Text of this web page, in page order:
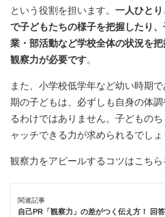
という役割を担います。 一人ひと
で子どもたちの様子を把握したり
業・部活動など学校全体の状況を
観察力が必要です。
また、小学校低学年など幼い時期
期の子どもは、必ずしも自身の体
るわけではありません。子どもの
ャッチできる力が求められるでしょ
観察力をアピールするコツはこちら
関連記事
自己PR「観察力」の差がつく伝え方！ 回